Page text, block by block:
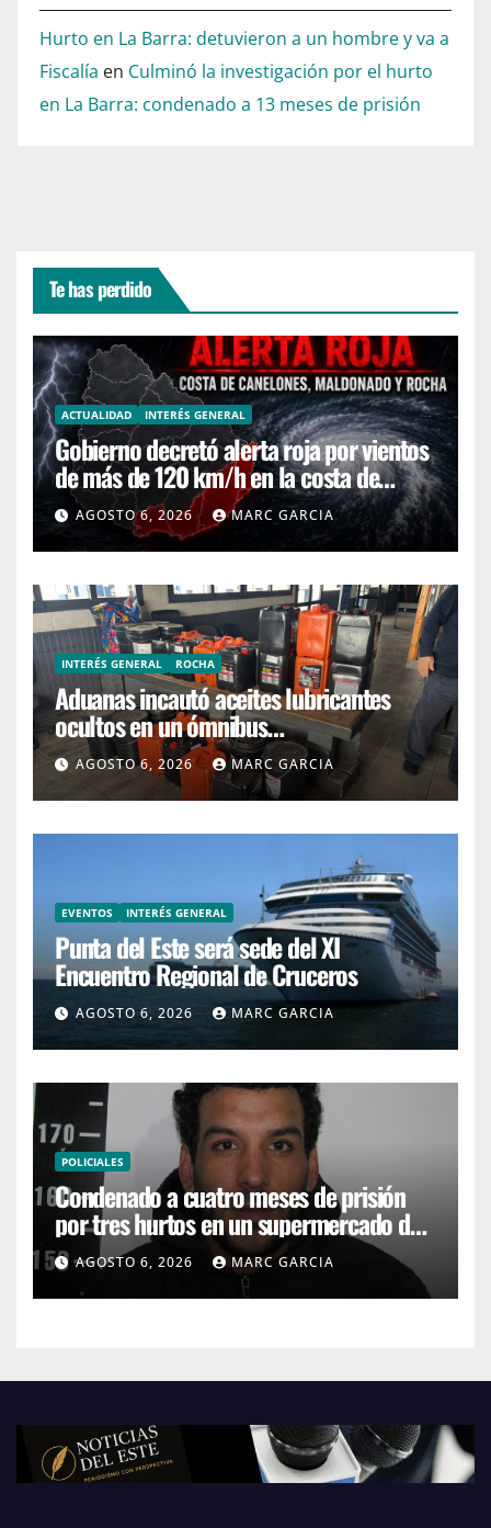
Hurto en La Barra: detuvieron a un hombre y va a
Fiscalía en Culminó la investigación por el hurto
en La Barra: condenado a 13 meses de prisión
Te has perdido
ACTUALIDAD INTERÉS GENERAL
Gobierno decretó alerta roja por vientos
de más de 120 km/h en la costa de
Canelones, Maldonado y Rocha
AGOSTO 6, 2026 MARC GARCIA
INTERÉS GENERAL ROCHA
Aduanas incautó aceites lubricantes
ocultos en un ómnibus
interdepartamental
AGOSTO 6, 2026 MARC GARCIA
EVENTOS INTERÉS GENERAL
Punta del Este será sede del XI
Encuentro Regional de Cruceros
AGOSTO 6, 2026 MARC GARCIA
POLICIALES
Condenado a cuatro meses de prisión
por tres hurtos en un supermercado de
San Carlos
AGOSTO 6, 2026 MARC GARCIA